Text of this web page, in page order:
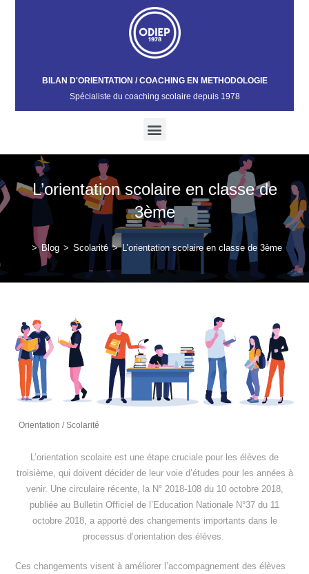
BILAN D'ORIENTATION / COACHING EN METHODOLOGIE
Spécialiste du coaching scolaire depuis 1978​
L’orientation scolaire en classe de
3ème
> Blog > Scolarité > L’orientation scolaire en classe de 3ème
Orientation / Scolarité
L’orientation scolaire est une étape cruciale pour les élèves de
troisième, qui doivent décider de leur voie d’études pour les années à
venir. Une circulaire récente, la N° 2018-108 du 10 octobre 2018,
publiée au Bulletin Officiel de l’Education Nationale N°37 du 11
octobre 2018, a apporté des changements importants dans le
processus d’orientation des élèves.
Ces changements visent à améliorer l’accompagnement des élèves